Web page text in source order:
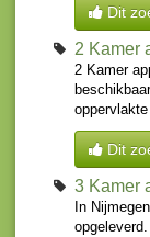
Dit
2 Kamer
2 Kamer
Dit
3 Kamer
In